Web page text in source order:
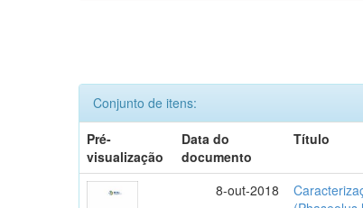
Conjunto de itens:
Pré-
visualização
Data do
documento
Título
8-out-2018